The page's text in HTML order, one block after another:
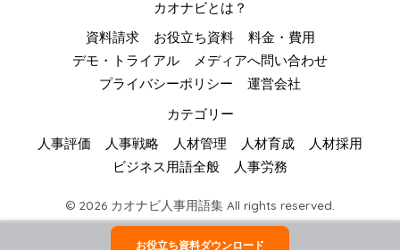
カオナビとは？
資料請求 お役立ち資料
料金・費用
デモ・トライアル
メディアへ問い合わせ
プライバシーポリシー
運営会社
カテゴリー
人事評価 人事戦略 人材管理 人材育成
人材採用
ビジネス用語全般
人事労務
© 2026 カオナビ人事用語集 All rights reserved.
お役立ち資料ダウンロード